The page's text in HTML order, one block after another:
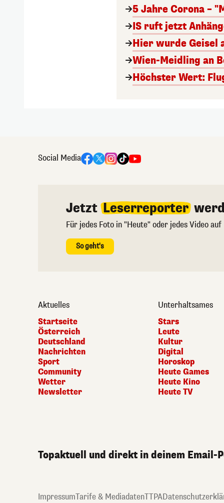
5 Jahre Corona –
IS ruft jetzt
Hier wurde Geisel
Wien-Meidling an
Höchster Wert:
Social Media
Jetzt Leserreporter
Für jedes Foto in "Heute" oder jedes Video
So geht's
Aktuelles
Startseite
Österreich
Deutschland
Nachrichten
Sport
Community
Wetter
Newsletter
Unterhaltsames
Stars
Leute
Kultur
Digital
Horoskop
Heute Games
Heute Kino
Heute TV
Topaktuell und direkt in deinem
ImpressumTarife & MediadatenTTPA